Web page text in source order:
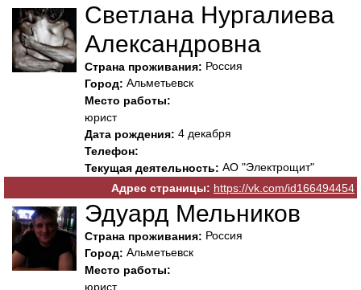
Светлана Нургалиева
Александровна
Страна проживания: Россия
Город: Альметьевск
Место работы:
юрист
Дата рождения: 4 декабря
Телефон:
Текущая деятельность: АО "Электрощит"
Адрес страницы: https://vk.com/id166494454
Эдуард Мельников
Страна проживания: Россия
Город: Альметьевск
Место работы:
юрист